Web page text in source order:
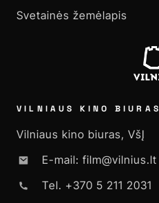
Svetainės žemėlapis
VILNIAUS KINO BIURAS
Vilniaus kino biuras, VšĮ
E-mail: film@vilnius.lt
Tel. +370 5 211 2031